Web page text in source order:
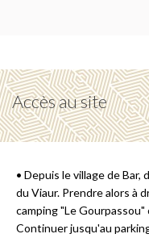
Accès au site
• Depuis le village de Bar,
du Viaur. Prendre alors à
camping "Le
Continuer jusqu'au